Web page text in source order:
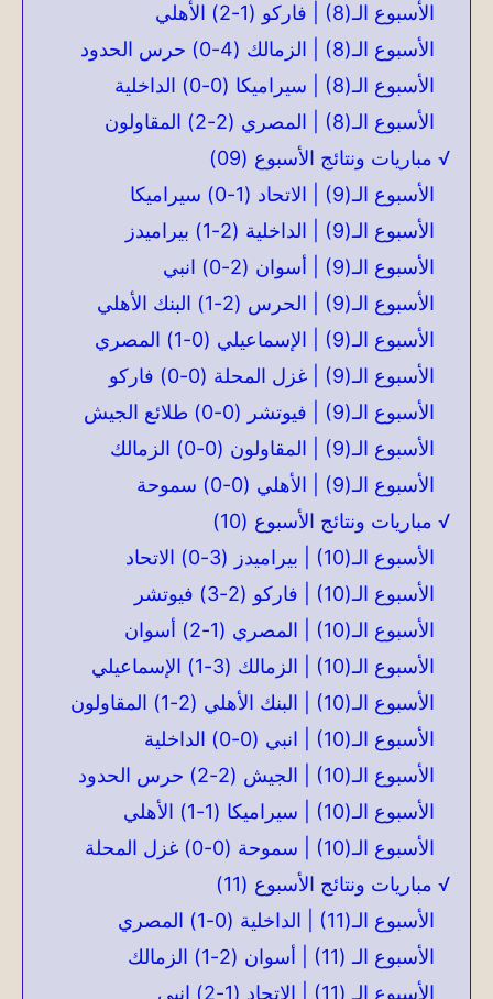
الأسبوع الـ(8) | فاركو (1-2) الأهلي
الأسبوع الـ(8) | الزمالك (4-0) حرس الحدود
الأسبوع الـ(8) | سيراميكا (0-0) الداخلية
الأسبوع الـ(8) | المصري (2-2) المقاولون
√ مباريات ونتائج الأسبوع (09)
الأسبوع الـ(9) | الاتحاد (1-0) سيراميكا
الأسبوع الـ(9) | الداخلية (2-1) بيراميدز
الأسبوع الـ(9) | أسوان (2-0) انبي
الأسبوع الـ(9) | الحرس (2-1) البنك الأهلي
الأسبوع الـ(9) | الإسماعيلي (0-1) المصري
الأسبوع الـ(9) | غزل المحلة (0-0) فاركو
الأسبوع الـ(9) | فيوتشر (0-0) طلائع الجيش
الأسبوع الـ(9) | المقاولون (0-0) الزمالك
الأسبوع الـ(9) | الأهلي (0-0) سموحة
√ مباريات ونتائج الأسبوع (10)
الأسبوع الـ(10) | بيراميدز (3-0) الاتحاد
الأسبوع الـ(10) | فاركو (2-3) فيوتشر
الأسبوع الـ(10) | المصري (1-2) أسوان
الأسبوع الـ(10) | الزمالك (3-1) الإسماعيلي
الأسبوع الـ(10) | البنك الأهلي (2-1) المقاولون
الأسبوع الـ(10) | انبي (0-0) الداخلية
الأسبوع الـ(10) | الجيش (2-2) حرس الحدود
الأسبوع الـ(10) | سيراميكا (1-1) الأهلي
الأسبوع الـ(10) | سموحة (0-0) غزل المحلة
√ مباريات ونتائج الأسبوع (11)
الأسبوع الـ(11) | الداخلية (0-1) المصري
الأسبوع الـ (11) | أسوان (2-1) الزمالك
الأسبوع الـ (11) | الاتحاد (1-2) انبي